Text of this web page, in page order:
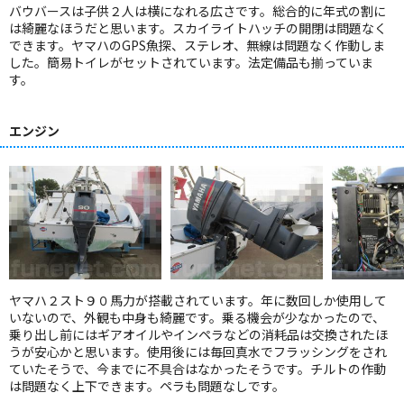
バウバースは子供２人は横になれる広さです。総合的に年式の割に
は綺麗なほうだと思います。スカイライトハッチの開閉は問題なく
できます。ヤマハのGPS魚探、ステレオ、無線は問題なく作動しま
した。簡易トイレがセットされています。法定備品も揃っていま
す。
エンジン
ヤマハ２スト９０馬力が搭載されています。年に数回しか使用して
いないので、外観も中身も綺麗です。乗る機会が少なかったので、
乗り出し前にはギアオイルやインペラなどの消耗品は交換されたほ
うが安心かと思います。使用後には毎回真水でフラッシングをされ
ていたそうで、今までに不具合はなかったそうです。チルトの作動
は問題なく上下できます。ペラも問題なしです。